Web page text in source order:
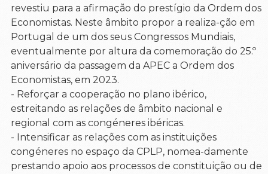
revestiu para a afirmação do prestígio da Ordem dos
Economistas. Neste âmbito propor a realiza-ção em
Portugal de um dos seus Congressos Mundiais,
eventualmente por altura da comemoração do 25.º
aniversário da passagem da APEC a Ordem dos
Economistas, em 2023.
- Reforçar a cooperação no plano ibérico,
estreitando as relações de âmbito nacional e
regional com as congéneres ibéricas.
- Intensificar as relações com as instituições
congéneres no espaço da CPLP, nomea-damente
prestando apoio aos processos de constituição ou de